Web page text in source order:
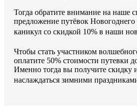
Тогда обратите внимание на наше
предложение путёвок
каникул со скидкой 10% в наши
Чтобы стать участником
оплатите 50% стоимости путевки
Именно тогда вы получите скидку
наслаждаться зимними